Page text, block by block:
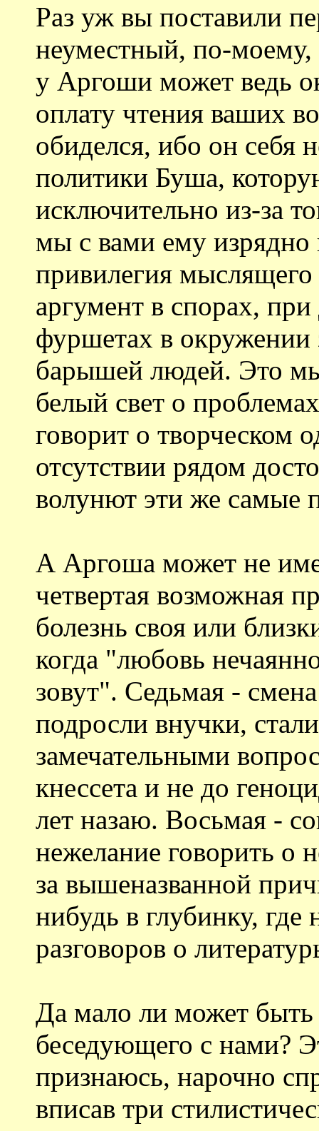
Раз уж вы поставили
неуместный, по-моему,
у Аргоши может ведь
оплату чтения ваших
обиделся, ибо он себя
политики Буша,
исключительно из-за
мы с вами ему
привилегия мыслящего
аргумент в спорах,
фуршетах в окружении
барышей людей. Это
белый свет о
говорит о творческом
отсутствии рядом
волунют эти же самые
А Аргоша может не
четвертая возможная
болезнь своя или
когда "любовь
зовут". Седьмая -
подросли внучки,
замечательными
кнессета и не до
лет назаю. Восьмая -
нежелание говорить о
за вышеназванной
нибудь в глубинку, где
разговоров о
Да мало ли может быть
беседующего с нами?
признаюсь, нарочно
вписав три